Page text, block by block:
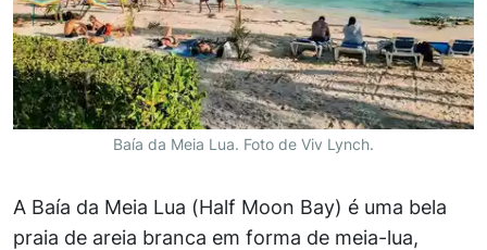
Baía da Meia Lua. Foto de Viv Lynch.
A Baía da Meia Lua (Half Moon Bay) é uma bela
praia de areia branca em forma de meia-lua,